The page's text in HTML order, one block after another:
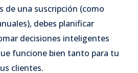
de una suscripción (como
debes planificar
decisiones inteligentes
funcione bien tanto para tu
clientes.